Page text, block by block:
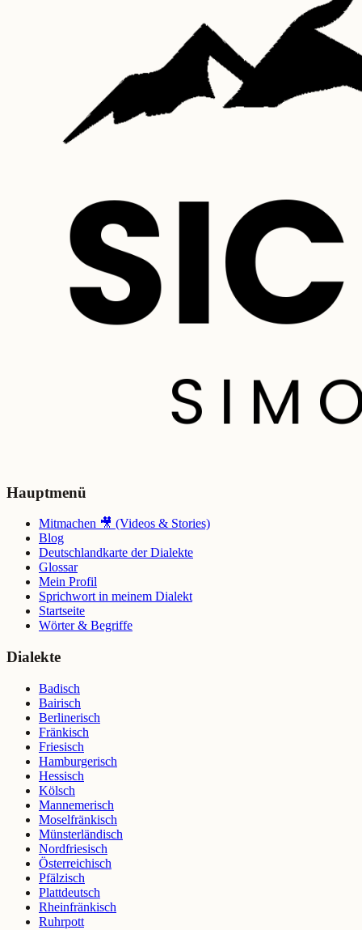
Hauptmenü
Mitmachen 🎥 (Videos & Stories)
Blog
Deutschlandkarte der Dialekte
Glossar
Mein Profil
Sprichwort in meinem Dialekt
Startseite
Wörter & Begriffe
Dialekte
Badisch
Bairisch
Berlinerisch
Fränkisch
Friesisch
Hamburgerisch
Hessisch
Kölsch
Mannemerisch
Moselfränkisch
Münsterländisch
Nordfriesisch
Österreichisch
Pfälzisch
Plattdeutsch
Rheinfränkisch
Ruhrpott